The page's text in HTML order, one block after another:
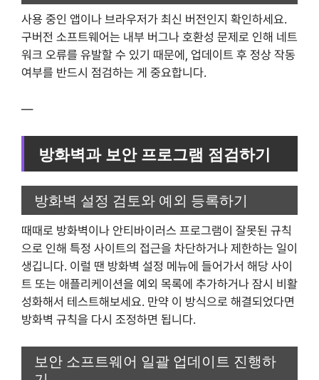
사용 중인 앱이나 브라우저가 최신 버전인지 확인하세요.
구버전 소프트웨어는 내부 버그나 호환성 문제로 인해 네트
워크 오류를 유발할 수 있기 때문에, 업데이트 후 정상 작동
여부를 반드시 점검하는 게 중요합니다.
—
방화벽과 보안 프로그램 점검하기
방화벽 설정 검토와 예외 등록하기
때때로 방화벽이나 안티바이러스 프로그램이 잘못된 규칙
으로 인해 특정 사이트의 접근을 차단하거나 제한하는 일이
생깁니다. 이럴 땐 방화벽 설정 메뉴에 들어가서 해당 사이
트 또는 애플리케이션을 예외 목록에 추가하거나 잠시 비활
성화해서 테스트해보세요. 만약 이 방식으로 해결되었다면
방화벽 규칙을 다시 조정하면 됩니다.
보안 소프트웨어 일괄 업데이트 진행하